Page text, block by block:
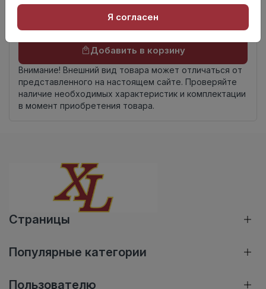
происхождения
Осталось27 упак
Добавить в корзину
Внимание! Внешний вид товара может отличаться от
представленного на настоящем сайте. Проверяйте
наличие необходимых характеристик и комплектации
в момент приобретения товара.
Страницы
Популярные категории
Пользователю
Я согласен